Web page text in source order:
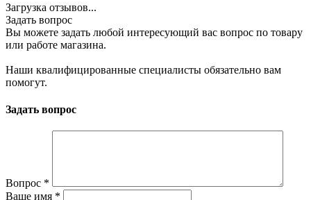
Загрузка отзывов...
Задать вопрос
Вы можете задать любой интересующий вас вопрос по товару
или работе магазина.
Наши квалифицированные специалисты обязательно вам
помогут.
Задать вопрос
Вопрос *
Ваше имя *